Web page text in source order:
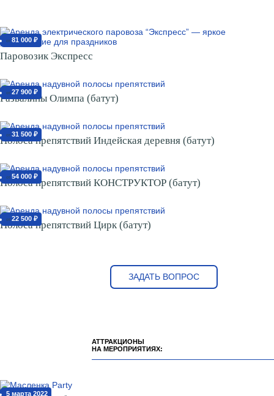
от 81 000 ₽
Паровозик Экспресс
от 27 900 ₽
Развалины Олимпа (батут)
от 31 500 ₽
Полоса препятствий Индейская деревня (батут)
от 54 000 ₽
Полоса препятствий КОНСТРУКТОР (батут)
от 22 500 ₽
Полоса препятствий Цирк (батут)
ЗАДАТЬ ВОПРОС
АТТРАКЦИОНЫ
НА МЕРОПРИЯТИЯХ:
5 марта 2022